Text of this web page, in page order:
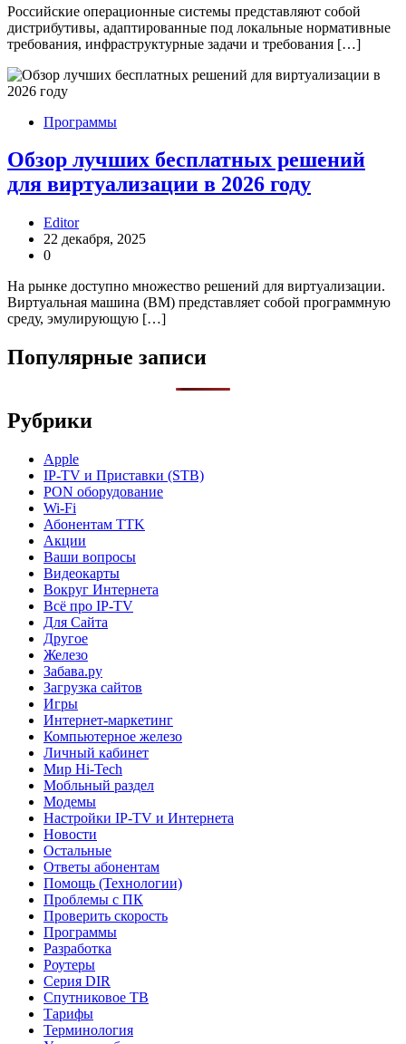
Российские операционные системы представляют собой
дистрибутивы, адаптированные под локальные нормативные
требования, инфраструктурные задачи и требования […]
Программы
Обзор лучших бесплатных решений
для виртуализации в 2026 году
Editor
22 декабря, 2025
0
На рынке доступно множество решений для виртуализации.
Виртуальная машина (ВМ) представляет собой программную
среду, эмулирующую […]
Популярные записи
Рубрики
Apple
IP-TV и Приставки (STB)
PON оборудование
Wi-Fi
Абонентам TTK
Акции
Ваши вопросы
Видеокарты
Вокруг Интернета
Всё про IP-TV
Для Сайта
Другое
Железо
Забава.ру
Загрузка сайтов
Игры
Интернет-маркетинг
Компьютерное железо
Личный кабинет
Мир Hi-Tech
Мобльный раздел
Модемы
Настройки IP-TV и Интернета
Новости
Остальные
Ответы абонентам
Помощь (Технологии)
Проблемы с ПК
Проверить скорость
Программы
Разработка
Роутеры
Серия DIR
Спутниковое ТВ
Тарифы
Терминология